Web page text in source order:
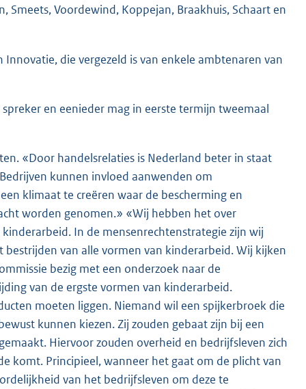
Smeets, Voordewind, Koppejan, Braakhuis, Schaart en
Innovatie, die vergezeld is van enkele ambtenaren van
en eenieder mag in eerste termijn tweemaal
«Door handelsrelaties is Nederland beter in staat
kunnen invloed aanwenden om
klimaat te creëren waar de bescherming en
worden genomen.» «Wij hebben het over
In de mensenrechtenstrategie zijn wij
van alle vormen van kinderarbeid. Wij kijken
bezig met een onderzoek naar de
van de ergste vormen van kinderarbeid.
moeten liggen. Niemand wil een spijkerbroek die
kunnen kiezen. Zij zouden gebaat zijn bij een
Hiervoor zouden overheid en bedrijfsleven zich
komt. Principieel, wanneer het gaat om de plicht van
van het bedrijfsleven om deze te